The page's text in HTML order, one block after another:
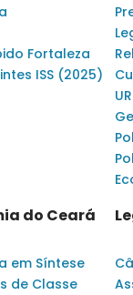
Fortaleza
ISS (2025)
do Ceará
em Síntese
de Classe